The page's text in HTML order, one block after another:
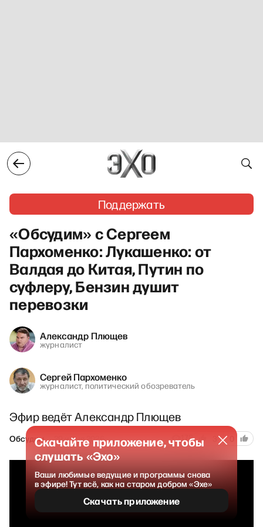
Поддержать
«Обсудим» с Сергеем
Пархоменко: Лукашенко: от
Валдая до Китая, Путин по
суфлеру, Бензин душит
перевозки
Александр Плющев
журналист
Сергей Пархоменко
журналист, политический обозреватель
Эфир ведёт Александр Плющев
Обсудим 29 июня 2026 178
Скачайте приложение, чтобы
слушать «Эхо»
Ваши любимые ведущие и программы снова
в эфире! Тут всё, как на старом добром «Эхе»
Скачать приложение